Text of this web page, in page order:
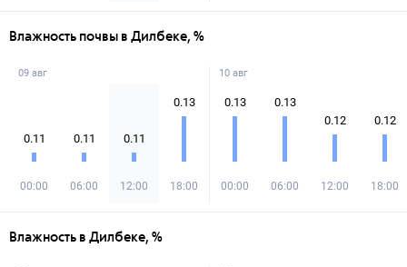
Влажность почвы в Дилбеке, %
09 авг
0.11
00:00
0.11
06:00
0.11
12:00
0.13
18:00
10 авг
0.13
00:00
0.13
06:00
0.12
12:00
0.12
18:00
Влажность в Дилбеке, %